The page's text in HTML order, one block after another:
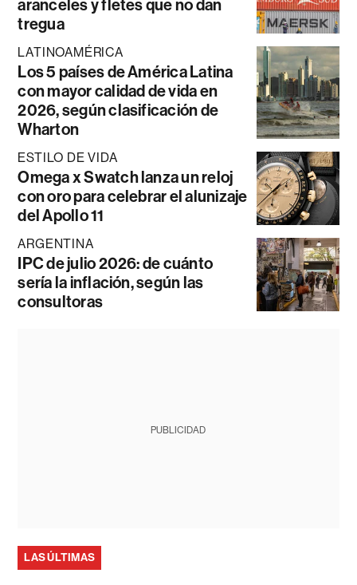
aranceles y fletes que no dan
tregua
LATINOAMÉRICA
Los 5 países de América Latina
con mayor calidad de vida en
2026, según clasificación de
Wharton
ESTILO DE VIDA
Omega x Swatch lanza un reloj
con oro para celebrar el alunizaje
del Apollo 11
ARGENTINA
IPC de julio 2026: de cuánto
sería la inflación, según las
consultoras
PUBLICIDAD
LAS ÚLTIMAS